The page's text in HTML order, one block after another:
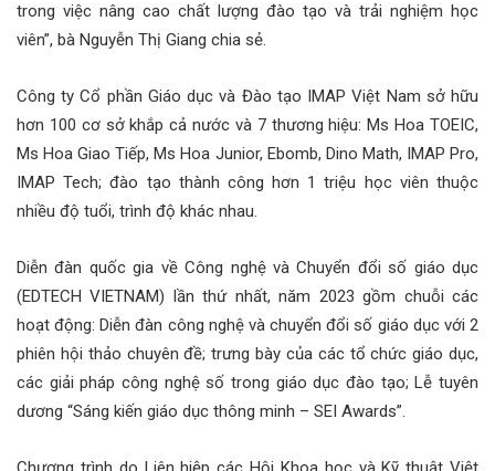
trong việc nâng cao chất lượng đào tạo và trải nghiệm học
viên”, bà Nguyễn Thị Giang chia sẻ.
Công ty Cổ phần Giáo dục và Đào tạo IMAP Việt Nam sở hữu
hơn 100 cơ sở khắp cả nước và 7 thương hiệu: Ms Hoa TOEIC,
Ms Hoa Giao Tiếp, Ms Hoa Junior, Ebomb, Dino Math, IMAP Pro,
IMAP Tech; đào tạo thành công hơn 1 triệu học viên thuộc
nhiều độ tuổi, trình độ khác nhau.
Diễn đàn quốc gia về Công nghệ và Chuyển đổi số giáo dục
(EDTECH VIETNAM) lần thứ nhất, năm 2023 gồm chuỗi các
hoạt động: Diễn đàn công nghệ và chuyển đổi số giáo dục với 2
phiên hội thảo chuyên đề; trưng bày của các tổ chức giáo dục,
các giải pháp công nghệ số trong giáo dục đào tạo; Lễ tuyên
dương “Sáng kiến giáo dục thông minh – SEI Awards”.